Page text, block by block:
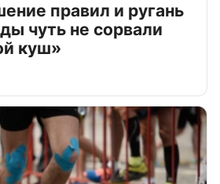
правил и ругань
чуть не сорвали
куш»